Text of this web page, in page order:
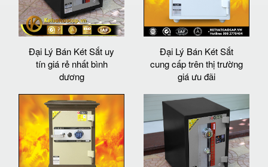
Đại Lý Bán Két Sắt uy
tín giá rẻ nhất bình
dương
Đại Lý Bán Két Sắt
cung cấp trên thị trường
giá ưu đãi